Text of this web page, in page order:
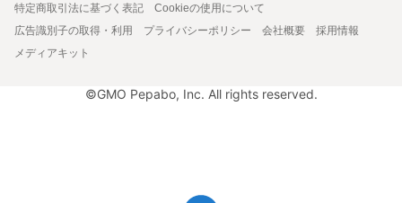
特定商取引法に基づく表記
Cookieの使用について
広告識別子の取得・利用
プライバシーポリシー 会社概要
採用情報
メディアキット
©GMO Pepabo, Inc. All rights reserved.